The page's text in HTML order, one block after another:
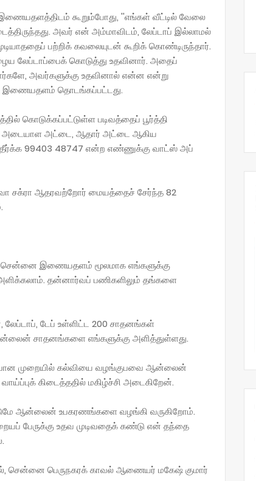
இணையதளத்திடம் கூறும்போது, ''எங்கள் வீட்டில் வேலை
அவர் என் அம்மாவிடம், லேப்டாப் இல்லாமல்
பற்றிக் கவலையுடன் கூறிக் கொண்டிருந்தார்.
லேப்டாப்பைக் கொடுத்து உதவினார். அதைப்
அவர்களுக்கு உதவினால் என்ன என்று
இணையதளம் தொடங்கப்பட்டது.
கொடுக்கப்பட்டுள்ள படிவத்தைப் பூர்த்தி
அடையாள அட்டை, ஆதார் அட்டை ஆகிய
99403 48747 என்ற எண்ணுக்கு வாட்ஸ் அப்
சக்ரா ஆதரவற்றோர் மையத்தைச் சேர்ந்த 82
சென்னை இணையதளம் மூலமாக எங்களுக்கு
தன்னார்வப் பணிகளிலும் தங்களை
டேப் உள்ளிட்ட 200 சாதனங்கள்
சாதனங்களை எங்களுக்கு அளித்துள்ளது.
முறையில் கல்வியை வழங்குபவை ஆன்லைன்
கிடைத்ததில் மகிழ்ச்சி அடைகிறேன்.
ஆன்லைன் உபகரணங்களை வழங்கி வருகிறோம்.
பேருக்கு உதவ முடிவதைக் கண்டு என் தந்தை
சென்னை பெருநகரக் காவல் ஆணையர் மகேஷ் குமார்